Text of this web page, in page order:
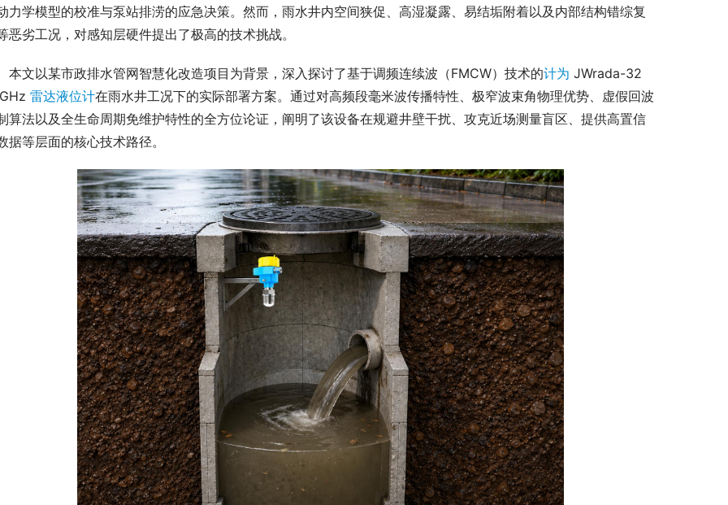
力学模型的校准与泵站排涝的应急决策。然而，雨水井内空间狭促、高湿凝露、易结垢附着以及内部结构错综复
恶劣工况，对感知层硬件提出了极高的技术挑战。
文以某市政排水管网智慧化改造项目为背景，深入探讨了基于调频连续波（FMCW）技术的计为 JWrada-32
雷达液位计在雨水井工况下的实际部署方案。通过对高频段毫米波传播特性、极窄波束角物理优势、虚假回波
算法以及全生命周期免维护特性的全方位论证，阐明了该设备在规避井壁干扰、攻克近场测量盲区、提供高置信
据等层面的核心技术路径。